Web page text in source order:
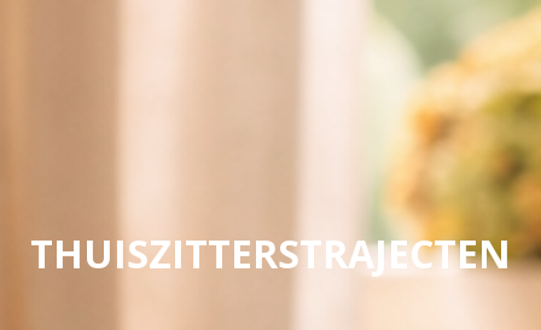
THUISZITTERSTRAJECTEN